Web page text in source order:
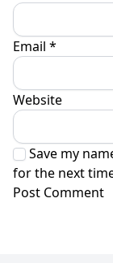
Email *
Website
Save my
for the next